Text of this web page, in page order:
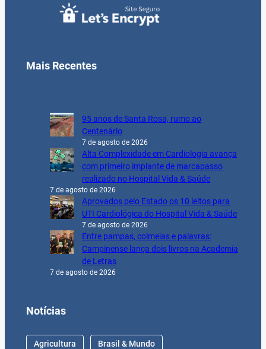
Mais Recentes
95 anos de Santa Rosa, rumo ao
Centenário
7 de agosto de 2026
Alta Complexidade em Cardiologia avança
com primeiro implante de marcapasso
realizado no Hospital Vida & Saúde
7 de agosto de 2026
Aprovados pelo Estado os 10 leitos para
UTI Cardiológica do Hospital Vida & Saúde
7 de agosto de 2026
Entre pampas, colmeias e palavras:
Campinense lança dois livros na Academia
de Letras
7 de agosto de 2026
Notícias
Agricultura Brasil & Mundo